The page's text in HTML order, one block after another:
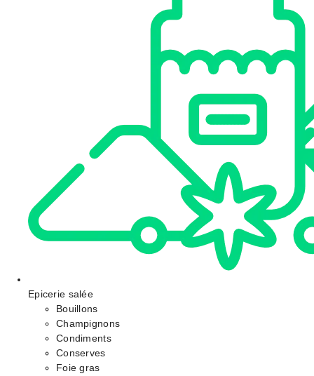
Epicerie salée
Bouillons
Champignons
Condiments
Conserves
Foie gras